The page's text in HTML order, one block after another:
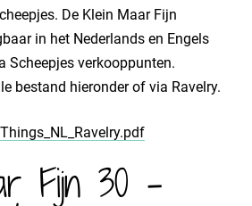
De Klein Maar Fijn
in het Nederlands en Engels
Scheepjes verkooppunten.
bestand hieronder of via Ravelry.
Fijn 30 -